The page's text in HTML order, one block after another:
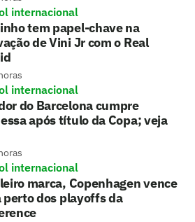
internacional
tem papel-chave na
de Vini Jr com o Real
internacional
do Barcelona cumpre
após título da Copa; veja
internacional
marca, Copenhagen vence
perto dos playoffs da